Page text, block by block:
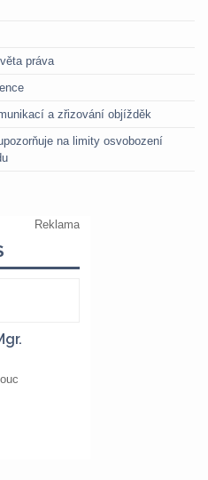
práva
a zřizování objížděk
na limity osvobození